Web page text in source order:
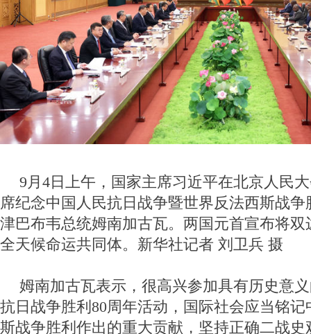
9月4日上午，国家主席习近平在北京人民
席纪念中国人民抗日战争暨世界反法西斯战争
津巴布韦总统姆南加古瓦。两国元首宣布将
全天候命运共同体。新华社记者 刘卫兵 摄
姆南加古瓦表示，很高兴参加具有历史意
抗日战争胜利80周年活动，国际社会应当铭
斯战争胜利作出的重大贡献，坚持正确二战